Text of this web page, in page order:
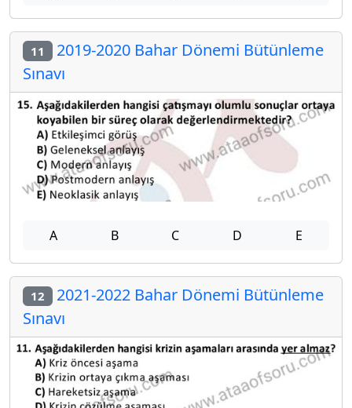
11 2019-2020 Bahar Dönemi Bütünleme
Sınavı
A B C D E
12 2021-2022 Bahar Dönemi Bütünleme
Sınavı